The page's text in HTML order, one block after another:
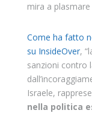
mira a
Come ha fatto
su InsideOver,
sanzioni contro
Israele,
nella politica